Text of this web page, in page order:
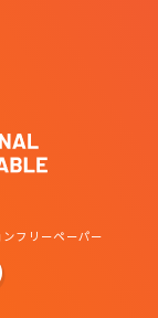
フリーペーパー